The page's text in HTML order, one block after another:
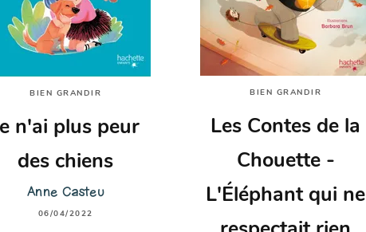
BIEN GRANDIR
n'ai plus peur
des chiens
Anne Casteu
06/04/2022
BIEN GRANDIR
Les Contes de la
Chouette -
L'Éléphant qui ne